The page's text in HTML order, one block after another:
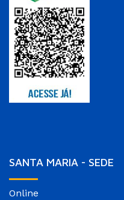
SANTA MARIA - SEDE
Online